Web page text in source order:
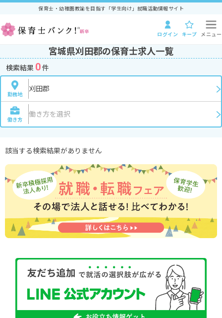
保育士・幼稚園教諭を目指す「学生向け」就職活動情報サイト
ログイン キープ メニュー
宮城県刈田郡の保育士求人一覧
検索結果 0件
勤務地
刈田郡
働き方
働き方を選択
該当する検索結果がありません